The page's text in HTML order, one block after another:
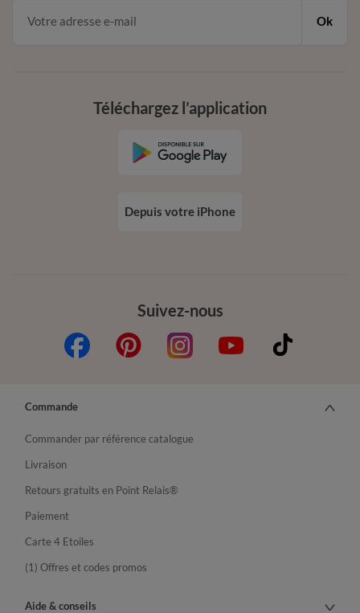
Ok
Suivez-nous
Téléchargez l’application
Depuis votre iPhone
Commande
Commander par référence catalogue
Livraison
Retours gratuits en Point Relais®
Paiement
Carte 4 Etoiles
(1) Offres et codes promos
Aide & conseils